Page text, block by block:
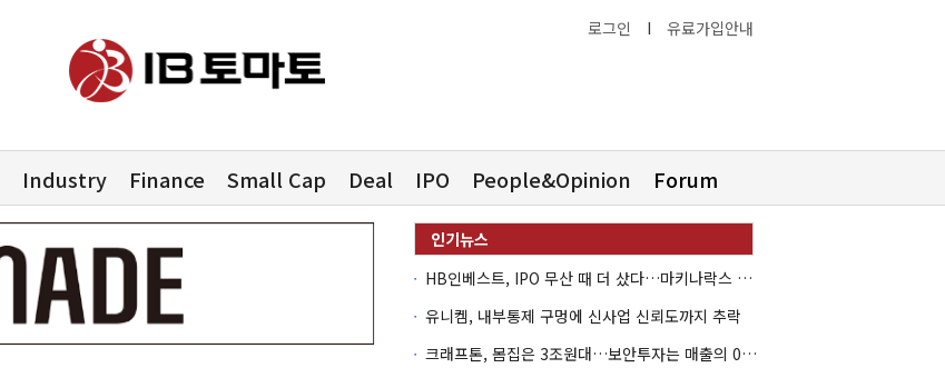
로그인 I 유료가입안내
Industry Finance Small Cap Deal IPO People&Opinion Forum
HB인베스트, IPO 무산 때 더 샀다…마키나락스 투자 2.7배 회수
유니켐, 내부통제 구멍에 신사업 신뢰도까지 추락
크래프톤, 몸집은 3조원대…보안투자는 매출의 0.4%